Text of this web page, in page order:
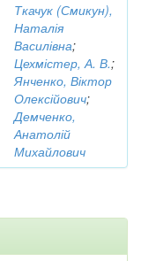
Ткачук (Смикун),
Наталія
Василівна;
Цехмістер, А. В.;
Янченко, Віктор
Олексійович;
Демченко,
Анатолій
Михайлович